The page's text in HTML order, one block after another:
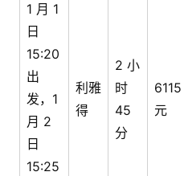
1 月 1
日
15:20
出
发，1
月 2
日
15:25
利雅
得
2 小
时
45
分
6115
元